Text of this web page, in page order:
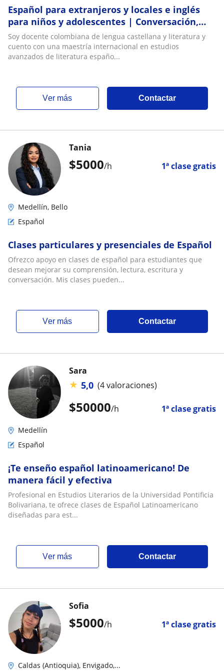
Español para extranjeros y locales e inglés
para niños y adolescentes | Conversación,
literatura y cultura
Soy docente colombiana de lengua castellana y literatura y
cuento con una maestría internacional en estudios
avanzados de literatura españo...
ver más Contactar
$5000/h 1ª clase gratis
Tania
Medellín, Bello
Español
Clases particulares y presenciales de Español
Ofrezco apoyo en clases de español para estudiantes que
desean mejorar su comprensión, lectura, escritura y
conversación. Mis clases pueden...
ver más Contactar
$50000/h 1ª clase gratis
Sara
★ 5,0 (4 valoraciones)
Medellín
Español
¡Te enseño español latinoamericano! De
manera fácil y efectiva
Profesional en Estudios Literarios de la Universidad Pontificia
Bolivariana, te ofrece clases de Español Latinoamericano
diseñadas para est...
ver más Contactar
$5000/h 1ª clase gratis
Sofia
Caldas (Antioquia), Envigado,...